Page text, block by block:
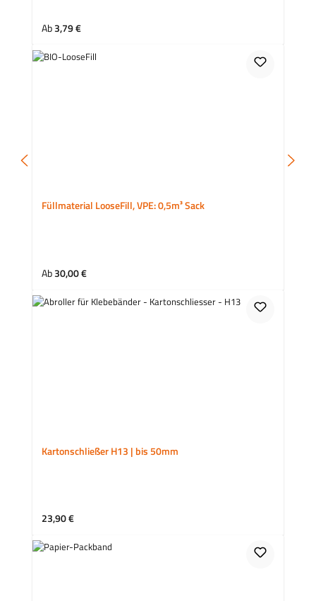
Regulärer Preis:
Ab3,79 €
Füllmaterial LooseFill, VPE: 0,5m³ Sack
Regulärer Preis:
Ab30,00 €
Kartonschließer H13 | bis 50mm
Regulärer Preis:
23,90 €